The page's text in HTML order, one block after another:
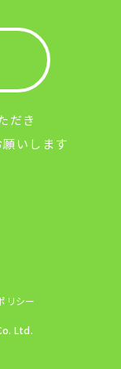
だき
いします
リシー
Ltd.